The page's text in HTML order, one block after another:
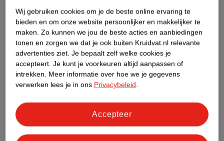
Productinformatie
Etiketinformatie
Nature Impact Score
Dit product heeft (nog) geen Nature
Meer informatie
Wij gebruiken cookies om je de beste online ervaring te
bieden en om onze website persoonlijker en makkelijker te
maken. Zo kunnen we jou de beste acties en aanbiedingen
tonen en zorgen we dat je ook buiten Kruidvat.nl relevante
advertenties ziet. Je bepaalt zelf welke cookies je
accepteert. Je kunt je voorkeuren altijd aanpassen of
intrekken. Meer informatie over hoe we je gegevens
verwerken lees je in ons Privacybeleid.
Accepteer